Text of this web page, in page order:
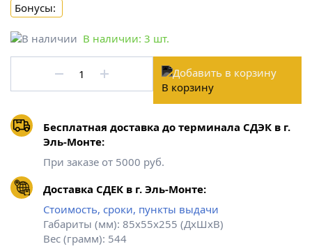
Бонусы:
В наличии: 3 шт.
В корзину
Бесплатная доставка до терминала СДЭК в г.
Эль-Монте:
При заказе от 5000 руб.
Доставка СДЕК в г. Эль-Монте:
Стоимость, сроки, пункты выдачи
Габариты (мм): 85х55х255 (ДхШхВ)
Вес (грамм): 544